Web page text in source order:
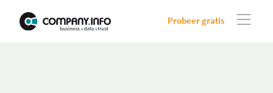
Probeer gratis